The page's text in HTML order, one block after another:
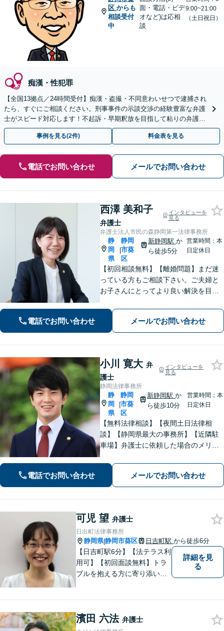
区 からも
相談受付
中
面・電話・ビデ
オなど)は応相
談
9:00~21:00
（土日祝日）
痴漢・性犯罪
【全国13拠点／24時間受付】痴漢・盗撮・不同意わいせつで逮捕され
たら、すぐにご相談ください。刑事事件の示談交渉の経験豊富な弁護
士がスピード対応します！不起訴・早期釈放を目指して粘りの弁護活
動を行います。
事例を見る(2件) 料金表を見る
電話でお問い合わせ メールでお問い合わせ
西澤 美和子
弁護士
インタビューを
見る
弁護士法人市民の森静岡第一法律事務所
静
岡
県
|
静岡
市葵
区
新静岡駅 か
ら徒歩5分
営業時間：本
日定休日
【初回相談無料】【離婚問題】まだ迷
っている方もご相談下さい。ご夫婦と
お子さんにとってより良い解決を目指
労働問題など、幅広いお悩みに対応し
ます。【静岡市／焼津市／島田市／藤
枝市エリア対応】
電話でお問い合わせ メールでお問い合わせ
小川 寛大 弁
護士
インタビューを
見る
静岡法律事務所
静
岡
県
|
静岡
市葵
区
新静岡駅か
ら徒歩10分
営業時間：本
日定休日
【無料法律相談】【夜間土日法律相
談】【静岡県最大の事務所】【近隣駐
車場】弁護士に依頼した場合のメリッ
電話でお問い合わせ メールでお問い合わせ
可児 望 弁護士
日出町法律事務所
静岡県|静岡市葵区 日吉町駅 から徒歩6分
【日吉町駅6分】【法テラス利
用可】【初回面談無料】トラ
ブルを抱える方に寄り添い、
詳細を見
る
濱田 六法 弁護士